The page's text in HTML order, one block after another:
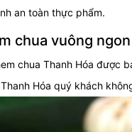
an toàn thực phẩm.
chua vuông ngon
chua Thanh Hóa được
Hóa quý khách